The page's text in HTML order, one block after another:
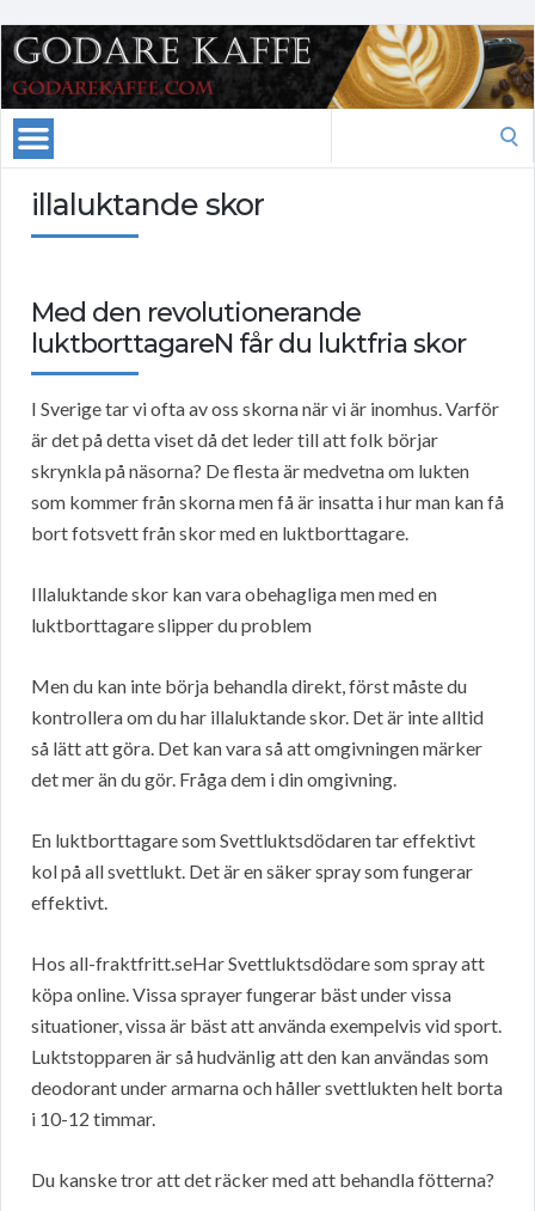
illaluktande skor
Med den revolutionerande
luktborttagareN får du luktfria skor
I Sverige tar vi ofta av oss skorna när vi är inomhus. Varför
är det på detta viset då det leder till att folk börjar
skrynkla på näsorna? De flesta är medvetna om lukten
som kommer från skorna men få är insatta i hur man kan få
bort fotsvett från skor med en luktborttagare.
Illaluktande skor kan vara obehagliga men med en
luktborttagare slipper du problem
Men du kan inte börja behandla direkt, först måste du
kontrollera om du har illaluktande skor. Det är inte alltid
så lätt att göra. Det kan vara så att omgivningen märker
det mer än du gör. Fråga dem i din omgivning.
En luktborttagare som Svettluktsdödaren tar effektivt
kol på all svettlukt. Det är en säker spray som fungerar
effektivt.
Hos all-fraktfritt.seHar Svettluktsdödare som spray att
köpa online. Vissa sprayer fungerar bäst under vissa
situationer, vissa är bäst att använda exempelvis vid sport.
Luktstopparen är så hudvänlig att den kan användas som
deodorant under armarna och håller svettlukten helt borta
i 10-12 timmar.
Du kanske tror att det räcker med att behandla fötterna?